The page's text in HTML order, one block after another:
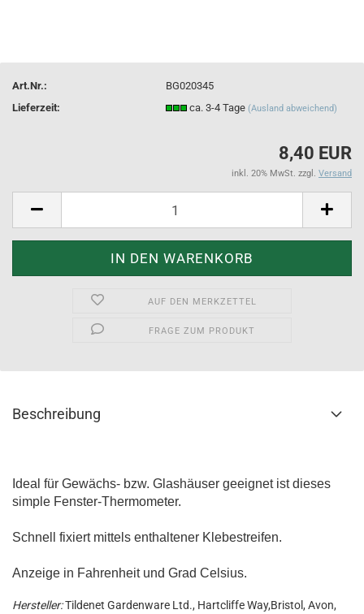
Art.Nr.:
BG020345
Lieferzeit:
ca. 3-4 Tage(Ausland abweichend)
8,40 EUR
inkl. 20% MwSt. zzgl. Versand
AUF DEN MERKZETTEL
FRAGE ZUM PRODUKT
Beschreibung
Ideal für Gewächs- bzw. Glashäuser geeignet ist dieses
simple Fenster-Thermometer.
Schnell fixiert mittels enthaltener Klebestreifen.
Anzeige in Fahrenheit und Grad Celsius.
Hersteller:Tildenet Gardenware Ltd., Hartcliffe Way,Bristol, Avon,